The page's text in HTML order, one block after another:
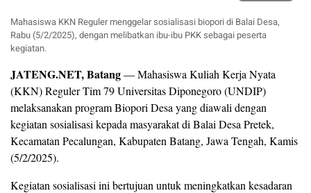
Mahasiswa KKN Reguler menggelar sosialisasi biopori di Balai Desa,
Rabu (5/2/2025), dengan melibatkan ibu-ibu PKK sebagai peserta
kegiatan.
JATENG.NET, Batang— Mahasiswa Kuliah Kerja Nyata
(KKN) Reguler Tim 79 Universitas Diponegoro (UNDIP)
melaksanakan program Biopori Desa yang diawali dengan
kegiatan sosialisasi kepada masyarakat di Balai Desa Pretek,
Kecamatan Pecalungan, Kabupaten Batang, Jawa Tengah, Kamis
(5/2/2025).
Kegiatan sosialisasi ini bertujuan untuk meningkatkan kesadaran